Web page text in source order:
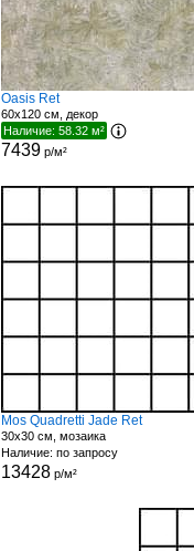
Oasis Ret
60x120 см, декор
Наличие: 58.32 м²
7439р/м²
Mos Quadretti Jade Ret
30x30 см, мозаика
Наличие: по запросу
13428р/м²